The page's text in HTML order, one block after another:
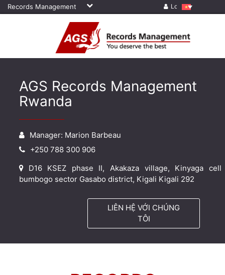
Records Management Log in
AGS Records Management
Rwanda
Manager: Marion Barbeau
+250 788 300 906
D16 KSEZ phase II, Akakaza village, Kinyaga cell
bumbogo sector Gasabo district, Kigali Kigali 292
LIÊN HỆ VỚI CHÚNG
TÔI